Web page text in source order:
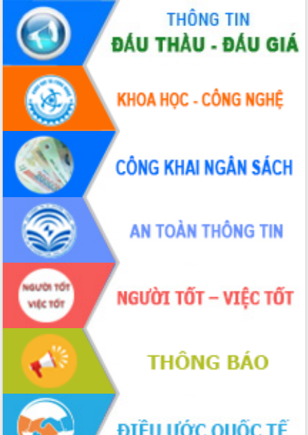
Chuyển đổi số mở ra không gian phát
triển trong lĩnh vực văn hóa, du lịch
Công bố quyết định của Ban Thường
vụ Tỉnh ủy về công tác cán bộ.
Thủ tướng Phạm Minh Chính: Khẩn
trương tái thiết cuộc sống người dân
sau thiên tai
Tập trung nâng cao chất lượng, tổ
chức sản xuất sầu riêng theo hướng
bền vững
Đẩy nhanh công tác khắc phục, ổn
định đời sống Nhân dân sau bão số 13
Bí thư Tỉnh ủy Lương Nguyễn Minh
Triết dự Ngày hội đại đoàn kết tại
Buôn Đăk Tuôr, xã Cư Pui
Khởi công xây dựng Trường Phổ thông
nội trú liên cấp tiểu học và THCS xã Ia
Rvê
Phó Thủ tướng Chính phủ Mai Văn
Chính chia sẻ, động viên người dân
chịu ảnh hưởng nặng từ bão số 13
Chủ tịch UBND tỉnh kiểm tra công tác
phòng, chống bão số 13 tại các địa
bàn xung yếu
Tập trung đẩy nhanh giải ngân nguồn
vốn các chương trình mục tiêu quốc
Xã Ea H'leo giữ vững và nâng cao chất
lượng các tiêu chí nông thôn mới